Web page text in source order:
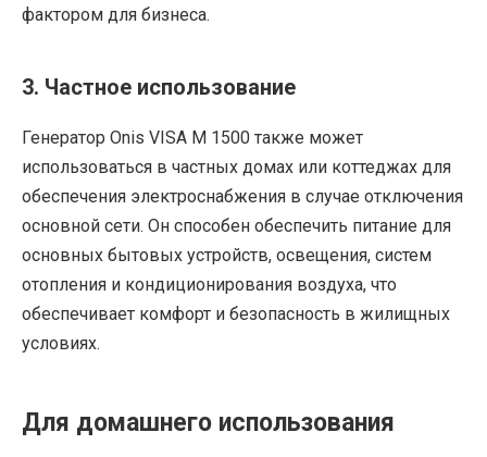
фактором для бизнеса.
3. Частное использование
Генератор Onis VISA M 1500 также может
использоваться в частных домах или коттеджах для
обеспечения электроснабжения в случае отключения
основной сети. Он способен обеспечить питание для
основных бытовых устройств, освещения, систем
отопления и кондиционирования воздуха, что
обеспечивает комфорт и безопасность в жилищных
условиях.
Для домашнего использования